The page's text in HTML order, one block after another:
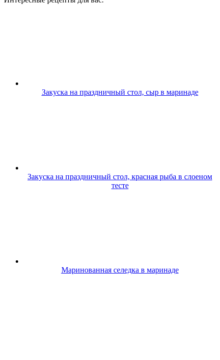
Закуска на праздничный стол, сыр в маринаде
Закуска на праздничный стол, красная рыба в слоеном
тесте
Маринованная селедка в маринаде